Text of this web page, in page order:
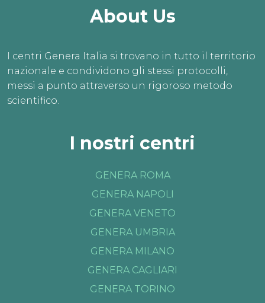
About Us
I centri Genera Italia si trovano in tutto il territorio
nazionale e condividono gli stessi protocolli,
messi a punto attraverso un rigoroso metodo
scientifico.
I nostri centri
GENERA ROMA
GENERA NAPOLI
GENERA VENETO
GENERA UMBRIA
GENERA MILANO
GENERA CAGLIARI
GENERA TORINO